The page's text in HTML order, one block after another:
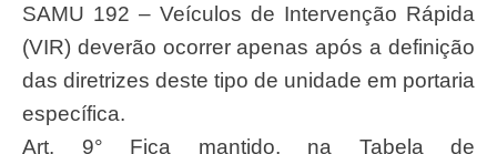
SAMU 192 – Veículos de Intervenção Rápida
(VIR) deverão ocorrer apenas após a definição
das diretrizes deste tipo de unidade em portaria
específica.
Art. 9° Fica mantido, na Tabela de